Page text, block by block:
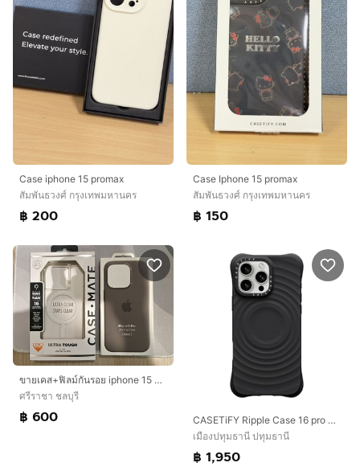
Case iphone 15 promax
สัมพันธวงศ์ กรุงเทพมหานคร
฿ 200
Case Iphone 15 promax
สัมพันธวงศ์ กรุงเทพมหานคร
฿ 150
ขายเคส+ฟิลม์กันรอย iphone 15 Pro
ศรีราชา ชลบุรี
฿ 600
CASETiFY Ripple Case 16 pro max สีดำ 🖤
เมืองปทุมธานี ปทุมธานี
฿ 1,950